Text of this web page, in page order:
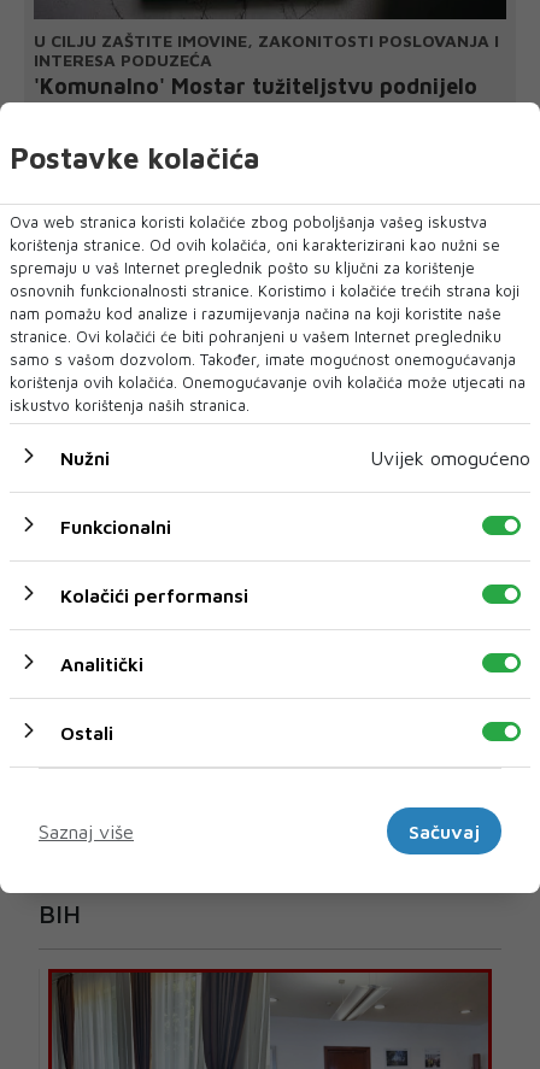
U CILJU ZAŠTITE IMOVINE, ZAKONITOSTI POSLOVANJA I
INTERESA PODUZEĆA
'Komunalno' Mostar tužiteljstvu podnijelo
još dvije kaznene prijave
kaznenih djela kojima je prouz...
BIH
Postavke kolačića
Ova web stranica koristi kolačiće zbog poboljšanja vašeg iskustva
korištenja stranice. Od ovih kolačića, oni karakterizirani kao nužni se
spremaju u vaš Internet preglednik pošto su ključni za korištenje
osnovnih funkcionalnosti stranice. Koristimo i kolačiće trećih strana koji
nam pomažu kod analize i razumijevanja načina na koji koristite naše
stranice. Ovi kolačići će biti pohranjeni u vašem Internet pregledniku
samo s vašom dozvolom. Također, imate mogućnost onemogućavanja
korištenja ovih kolačića. Onemogućavanje ovih kolačića može utjecati na
iskustvo korištenja naših stranica.
Nužni Uvijek omogućeno
Funkcionalni
Kolačići performansi
Analitički
Ostali
Saznaj više
Sačuvaj